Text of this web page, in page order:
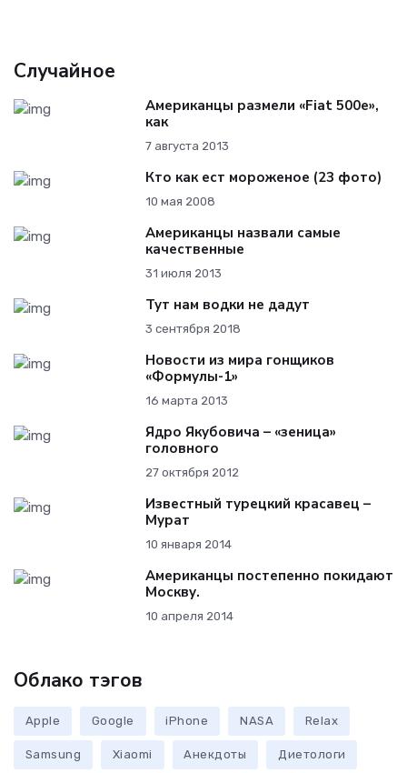
Случайное
Американцы размели «Fiat 500e»,
как
7 августа 2013
Кто как ест мороженое (23 фото)
10 мая 2008
Американцы назвали самые
качественные
31 июля 2013
Тут нам водки не дадут
3 сентября 2018
Новости из мира гонщиков
«Формулы-1»
16 марта 2013
Ядро Якубовича – «зеница»
головного
27 октября 2012
Известный турецкий красавец –
Мурат
10 января 2014
Американцы постепенно покидают
Москву.
10 апреля 2014
Облако тэгов
Apple Google iPhone NASA Relax
Samsung Xiaomi Анекдоты Диетологи